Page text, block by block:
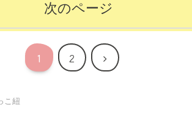
次のページ
1 2
次
こ紐